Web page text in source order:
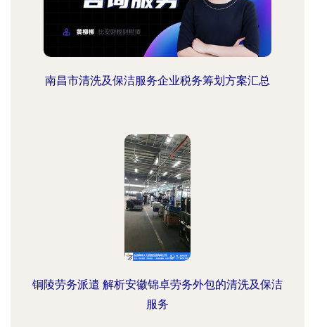
南昌市清洗及保洁服务企业税务筹划方案汇总
铜陵劳务派遣 解析安徽锦卓劳务外包的清洗及保洁
服务